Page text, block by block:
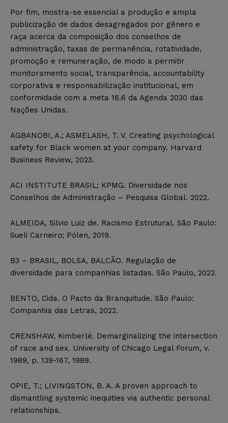
Por fim, mostra-se essencial a produção e ampla
publicização de dados desagregados por gênero e
raça acerca da composição dos conselhos de
administração, taxas de permanência, rotatividade,
promoção e remuneração, de modo a permitir
monitoramento social, transparência, accountability
corporativa e responsabilização institucional, em
conformidade com a meta 16.6 da Agenda 2030 das
Nações Unidas.
AGBANOBI, A.; ASMELASH, T. V. Creating psychological
safety for Black women at your company. Harvard
Business Review, 2023.
ACI INSTITUTE BRASIL; KPMG. Diversidade nos
Conselhos de Administração – Pesquisa Global. 2022.
ALMEIDA, Silvio Luiz de. Racismo Estrutural. São Paulo:
Sueli Carneiro; Pólen, 2019.
B3 – BRASIL, BOLSA, BALCÃO. Regulação de
diversidade para companhias listadas. São Paulo, 2022.
BENTO, Cida. O Pacto da Branquitude. São Paulo:
Companhia das Letras, 2022.
CRENSHAW, Kimberlé. Demarginalizing the intersection
of race and sex. University of Chicago Legal Forum, v.
1989, p. 139-167, 1989.
OPIE, T.; LIVINGSTON, B. A. A proven approach to
dismantling systemic inequities via authentic personal
relationships.